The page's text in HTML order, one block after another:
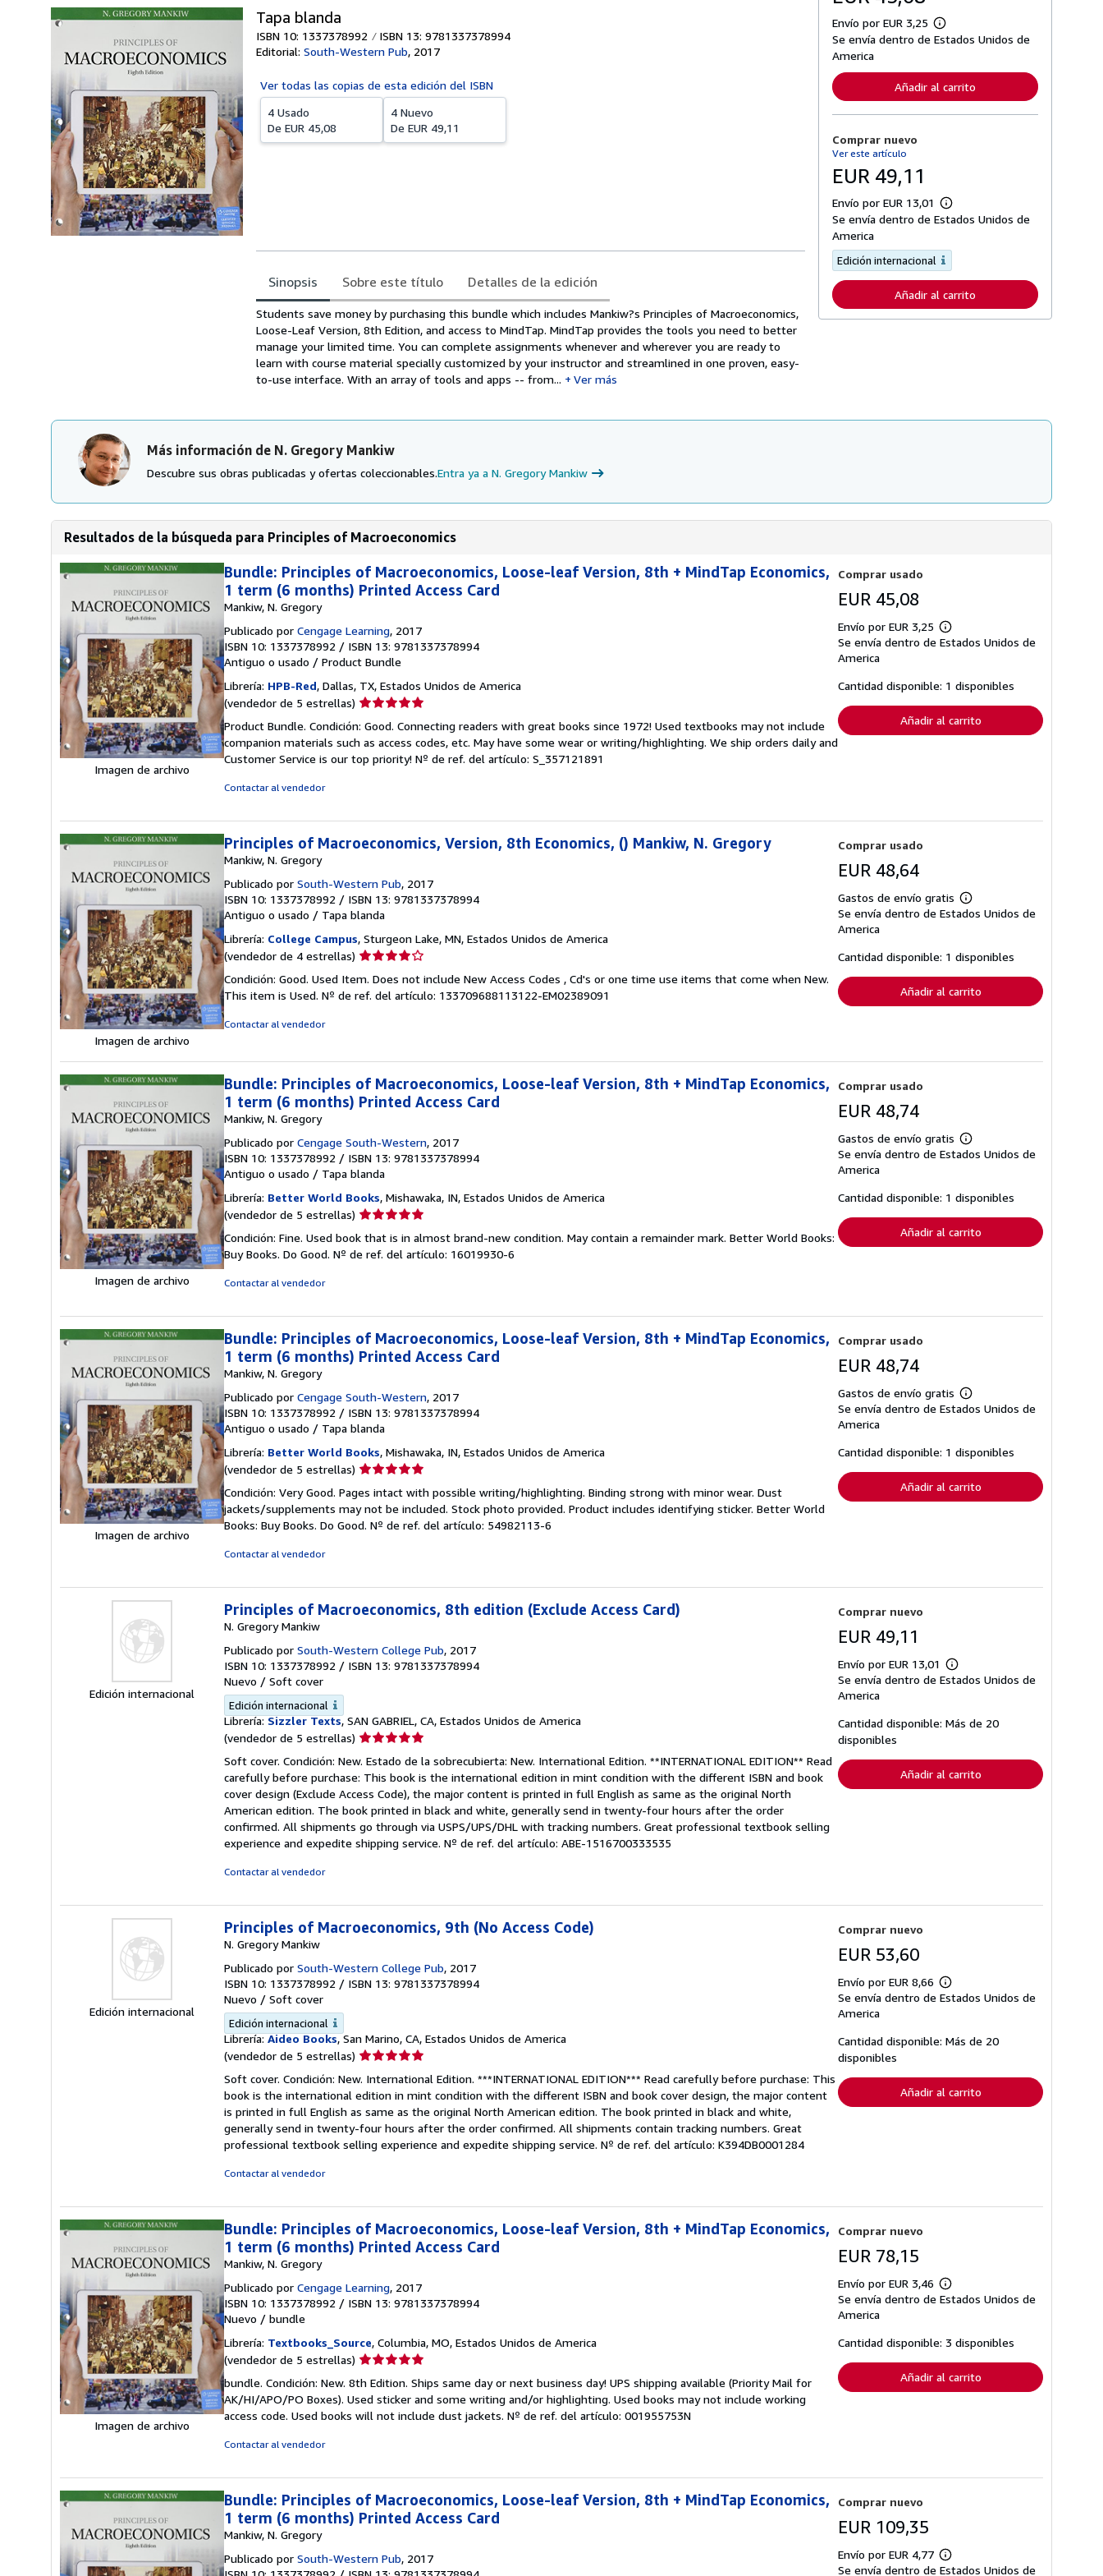
Tapa blanda
ISBN 10: 1337378992
ISBN 13: 9781337378994
Editorial: South-Western Pub, 2017
Ver todas las copias de esta edición del ISBN
4 Usado
De EUR 45,08
4 Nuevo
De EUR 49,11
Sinopsis Sobre este título Detalles de la edición
Sinopsis
Students save money by purchasing this bundle which includes Mankiw?s Principles of Macroeconomics,
Loose-Leaf Version, 8th Edition, and access to MindTap. MindTap provides the tools you need to better
manage your limited time. You can complete assignments whenever and wherever you are ready to
learn with course material specially customized by your instructor and streamlined in one proven, easy-
to-use interface. With an array of tools and apps -- from...
Ver más
Envío por EUR 3,25
M
á
f
o
r
s
o
b
e
a
t
a
r
n
Se envía dentro de Estados Unidos de
America
Añadir al carrito
Comprar nuevo
Ver este artículo
EUR 49,11
Envío por EUR 13,01
M
á
f
o
r
m
a
r
r
í
o
Se envía dentro de Estados Unidos de
America
Edición internacional
Añadir al carrito
Más información de N. Gregory Mankiw
Descubre sus obras publicadas y ofertas coleccionables.Entra ya a N. Gregory Mankiw
Resultados de la búsqueda para Principles of Macroeconomics
Imagen de archivo
Bundle: Principles of Macroeconomics, Loose-leaf Version, 8th + MindTap Economics,
1 term (6 months) Printed Access Card
Mankiw, N. Gregory
Publicado por Cengage Learning, 2017
ISBN 10: 1337378992 / ISBN 13: 9781337378994
Antiguo o usado / Product Bundle
Librería: HPB-Red, Dallas, TX, Estados Unidos de America
(vendedor de 5 estrellas) Calificación
vendedor:
5
de
Product Bundle. Condición: Good. Connecting readers with great books since 1972! Used textbooks may not include
companion materials such as access codes, etc. May have some wear or writing/highlighting. We ship orders daily and
Customer Service is our top priority! Nº de ref. del artículo: S_357121891
Contactar al vendedor
Comprar usado
EUR 45,08
Envío por EUR 3,25
Más
información
tarifas
de
envío
Se envía dentro de Estados Unidos de
America
Cantidad disponible: 1 disponibles
Añadir al carrito
Imagen de archivo
Principles of Macroeconomics, Version, 8th Economics, () Mankiw, N. Gregory
Mankiw, N. Gregory
Publicado por South-Western Pub, 2017
ISBN 10: 1337378992 / ISBN 13: 9781337378994
Antiguo o usado / Tapa blanda
Librería: College Campus, Sturgeon Lake, MN, Estados Unidos de America
(vendedor de 4 estrellas) Calificación
vendedor:
4
Condición: Good. Used Item. Does not include New Access Codes , Cd's or one time use items that come when New.
This item is Used. Nº de ref. del artículo: 133709688113122-EM02389091
Contactar al vendedor
Comprar usado
EUR 48,64
Gastos de envío gratis
Más
información
tarifas
de
envío
Se envía dentro de Estados Unidos de
America
Cantidad disponible: 1 disponibles
Añadir al carrito
Imagen de archivo
Bundle: Principles of Macroeconomics, Loose-leaf Version, 8th + MindTap Economics,
1 term (6 months) Printed Access Card
Mankiw, N. Gregory
Publicado por Cengage South-Western, 2017
ISBN 10: 1337378992 / ISBN 13: 9781337378994
Antiguo o usado / Tapa blanda
Librería: Better World Books, Mishawaka, IN, Estados Unidos de America
(vendedor de 5 estrellas) Calificación
vendedor:
5
Condición: Fine. Used book that is in almost brand-new condition. May contain a remainder mark. Better World Books:
Buy Books. Do Good. Nº de ref. del artículo: 16019930-6
Contactar al vendedor
Comprar usado
EUR 48,74
Gastos de envío gratis
Más
información
tarifas
de
envío
Se envía dentro de Estados Unidos de
America
Cantidad disponible: 1 disponibles
Añadir al carrito
Imagen de archivo
Bundle: Principles of Macroeconomics, Loose-leaf Version, 8th + MindTap Economics,
1 term (6 months) Printed Access Card
Mankiw, N. Gregory
Publicado por Cengage South-Western, 2017
ISBN 10: 1337378992 / ISBN 13: 9781337378994
Antiguo o usado / Tapa blanda
Librería: Better World Books, Mishawaka, IN, Estados Unidos de America
(vendedor de 5 estrellas) Calificación
vendedor:
5
de
Condición: Very Good. Pages intact with possible writing/highlighting. Binding strong with minor wear. Dust
jackets/supplements may not be included. Stock photo provided. Product includes identifying sticker. Better World
Books: Buy Books. Do Good. Nº de ref. del artículo: 54982113-6
Contactar al vendedor
Comprar usado
EUR 48,74
Gastos de envío gratis
Más
información
tarifas
de
envío
Se envía dentro de Estados Unidos de
America
Cantidad disponible: 1 disponibles
Añadir al carrito
Edición internacional
Principles of Macroeconomics, 8th edition (Exclude Access Card)
N. Gregory Mankiw
Publicado por South-Western College Pub, 2017
ISBN 10: 1337378992 / ISBN 13: 9781337378994
Nuevo / Soft cover
Edición internacional
Librería: Sizzler Texts, SAN GABRIEL, CA, Estados Unidos de America
(vendedor de 5 estrellas) Calificación
vendedor:
5
de
5
estrellas
Soft cover. Condición: New. Estado de la sobrecubierta: New. International Edition. **INTERNATIONAL EDITION** Read
carefully before purchase: This book is the international edition in mint condition with the different ISBN and book
cover design (Exclude Access Code), the major content is printed in full English as same as the original North
American edition. The book printed in black and white, generally send in twenty-four hours after the order
confirmed. All shipments go through via USPS/UPS/DHL with tracking numbers. Great professional textbook selling
experience and expedite shipping service. Nº de ref. del artículo: ABE-1516700333535
Contactar al vendedor
Comprar nuevo
EUR 49,11
Envío por EUR 13,01
Más
información
tarifas
de
Se envía dentro de Estados Unidos de
America
Cantidad disponible: Más de 20
disponibles
Añadir al carrito
Edición internacional
Principles of Macroeconomics, 9th (No Access Code)
N. Gregory Mankiw
Publicado por South-Western College Pub, 2017
ISBN 10: 1337378992 / ISBN 13: 9781337378994
Nuevo / Soft cover
Edición internacional
Librería: Aideo Books, San Marino, CA, Estados Unidos de America
(vendedor de 5 estrellas) Calificación
vendedor:
5
de
5
estrellas
Soft cover. Condición: New. International Edition. ***INTERNATIONAL EDITION*** Read carefully before purchase: This
book is the international edition in mint condition with the different ISBN and book cover design, the major content
is printed in full English as same as the original North American edition. The book printed in black and white,
generally send in twenty-four hours after the order confirmed. All shipments contain tracking numbers. Great
professional textbook selling experience and expedite shipping service. Nº de ref. del artículo: K394DB0001284
Contactar al vendedor
Comprar nuevo
EUR 53,60
Envío por EUR 8,66
Más
información
tarifas
de
Se envía dentro de Estados Unidos de
America
Cantidad disponible: Más de 20
disponibles
Añadir al carrito
Imagen de archivo
Bundle: Principles of Macroeconomics, Loose-leaf Version, 8th + MindTap Economics,
1 term (6 months) Printed Access Card
Mankiw, N. Gregory
Publicado por Cengage Learning, 2017
ISBN 10: 1337378992 / ISBN 13: 9781337378994
Nuevo / bundle
Librería: Textbooks_Source, Columbia, MO, Estados Unidos de America
(vendedor de 5 estrellas) Calificación
vendedor:
5
de
bundle. Condición: New. 8th Edition. Ships same day or next business day! UPS shipping available (Priority Mail for
AK/HI/APO/PO Boxes). Used sticker and some writing and/or highlighting. Used books may not include working
access code. Used books will not include dust jackets. Nº de ref. del artículo: 001955753N
Contactar al vendedor
Comprar nuevo
EUR 78,15
Envío por EUR 3,46
Más
información
tarifas
de
envío
Se envía dentro de Estados Unidos de
America
Cantidad disponible: 3 disponibles
Añadir al carrito
Bundle: Principles of Macroeconomics, Loose-leaf Version, 8th + MindTap Economics,
1 term (6 months) Printed Access Card
Mankiw, N. Gregory
Publicado por South-Western Pub, 2017
Comprar nuevo
EUR 109,35
Envío por EUR 4,77
Más
información
Se envía dentro de Estados Unidos de